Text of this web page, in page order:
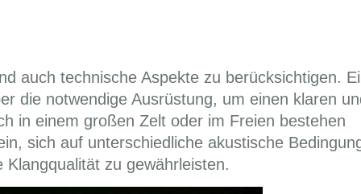
auch technische Aspekte zu berücksichtigen.
die notwendige Ausrüstung, um einen klaren
in einem großen Zelt oder im Freien bestehen
sich auf unterschiedliche akustische
zu gewährleisten.